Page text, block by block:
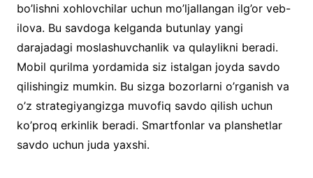
bo’lishni xohlovchilar uchun mo’ljallangan ilg’or veb-
ilova. Bu savdoga kelganda butunlay yangi
darajadagi moslashuvchanlik va qulaylikni beradi.
Mobil qurilma yordamida siz istalgan joyda savdo
qilishingiz mumkin. Bu sizga bozorlarni o’rganish va
o’z strategiyangizga muvofiq savdo qilish uchun
ko’proq erkinlik beradi. Smartfonlar va planshetlar
savdo uchun juda yaxshi.